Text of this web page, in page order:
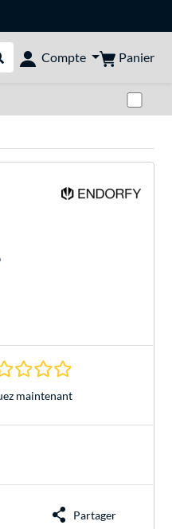
dans le shop
Compte Panier
0.0 Étoiles à 0
maintenant
Partager